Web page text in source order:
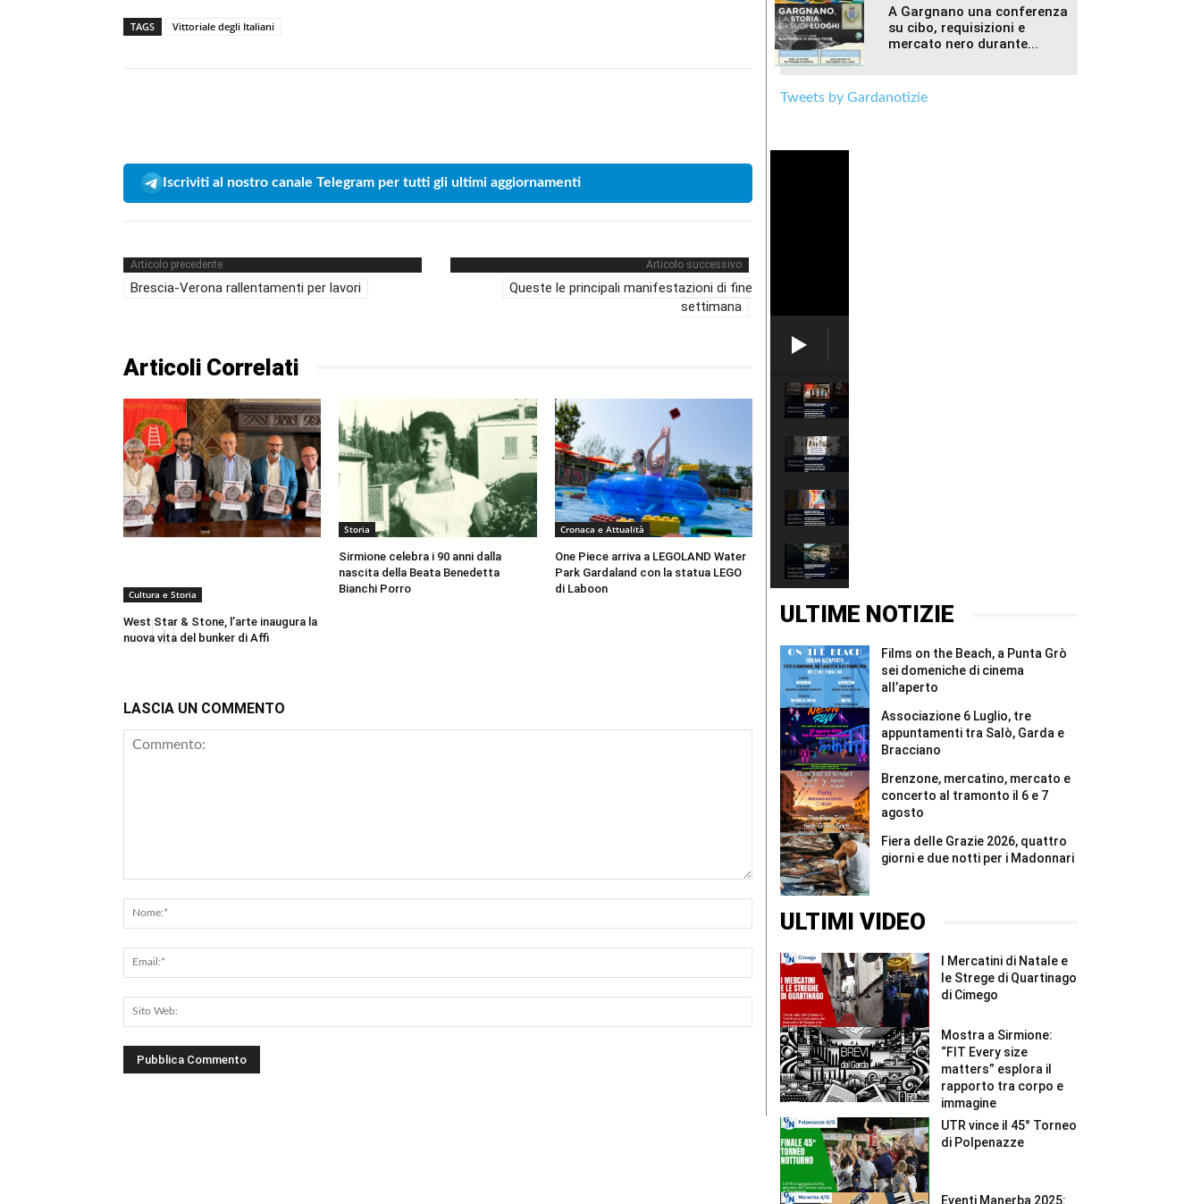
TAGS Vittoriale degli Italiani
Iscriviti al nostro canale Telegram per tutti gli ultimi aggiornamenti
Articolo precedente
Brescia-Verona rallentamenti per lavori
Articolo successivo
Queste le principali manifestazioni di fine
settimana
Articoli Correlati
Cultura e Storia
West Star & Stone, l’arte inaugura la
nuova vita del bunker di Affi
Storia
Sirmione celebra i 90 anni dalla
nascita della Beata Benedetta
Bianchi Porro
Cronaca e Attualità
One Piece arriva a LEGOLAND Water
Park Gardaland con la statua LEGO
di Laboon
LASCIA UN COMMENTO
Email:*
Web:
A Gargnano una conferenza
su cibo, requisizioni e
mercato nero durante...
Tweets by Gardanotizie
sapori
Carrar...
#Shorts
2027
sold
assegnati
in
quattro
giorni
tutti
i
5.000
pettorali
#Shorts
ULTIME NOTIZIE
Films on the Beach, a Punta Grò
sei domeniche di cinema
all’aperto
Associazione 6 Luglio, tre
appuntamenti tra Salò, Garda e
Bracciano
Brenzone, mercatino, mercato e
concerto al tramonto il 6 e 7
agosto
Fiera delle Grazie 2026, quattro
giorni e due notti per i Madonnari
ULTIMI VIDEO
I Mercatini di Natale e
le Strege di Quartinago
di Cimego
Mostra a Sirmione:
“FIT Every size
matters” esplora il
rapporto tra corpo e
immagine
UTR vince il 45° Torneo
di Polpenazze
Eventi Manerba 2025: